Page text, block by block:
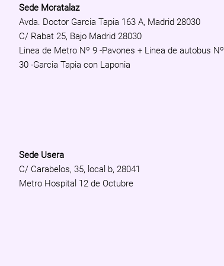
Sede Moratalaz
Avda. Doctor Garcia Tapia 163 A, Madrid 28030
C/ Rabat 25, Bajo Madrid 28030
Linea de Metro Nº 9 -Pavones + Linea de autobus Nº
30 -Garcia Tapia con Laponia
Sede Usera
C/ Carabelos, 35, local b, 28041
Metro Hospital 12 de Octubre